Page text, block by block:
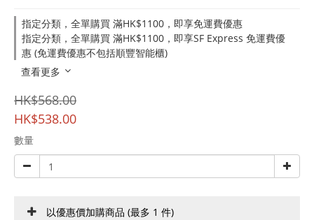
指定分類，全單購買 滿HK$1100，即享免運費優惠
指定分類，全單購買 滿HK$1100，即享SF Express 免運費優
惠 (免運費優惠不包括順豐智能櫃)
查看更多
HK$568.00
HK$538.00
數量
以優惠價加購商品 (最多 1 件)